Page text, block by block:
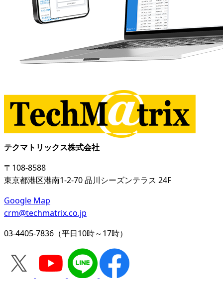
テクマトリックス株式会社
〒108-8588
東京都港区港南1-2-70 品川シーズンテラス 24F
Google Map
crm@techmatrix.co.jp
03-4405-7836（平日10時～17時）